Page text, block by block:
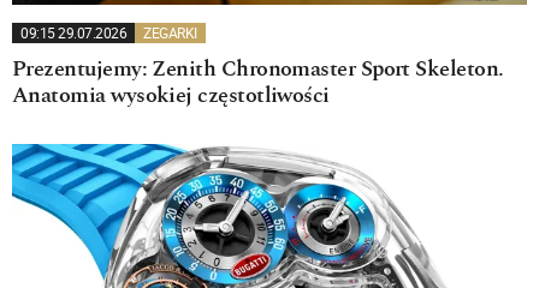
09:15 29.07.2026 ZEGARKI
Prezentujemy: Zenith Chronomaster Sport Skeleton.
Anatomia wysokiej częstotliwości